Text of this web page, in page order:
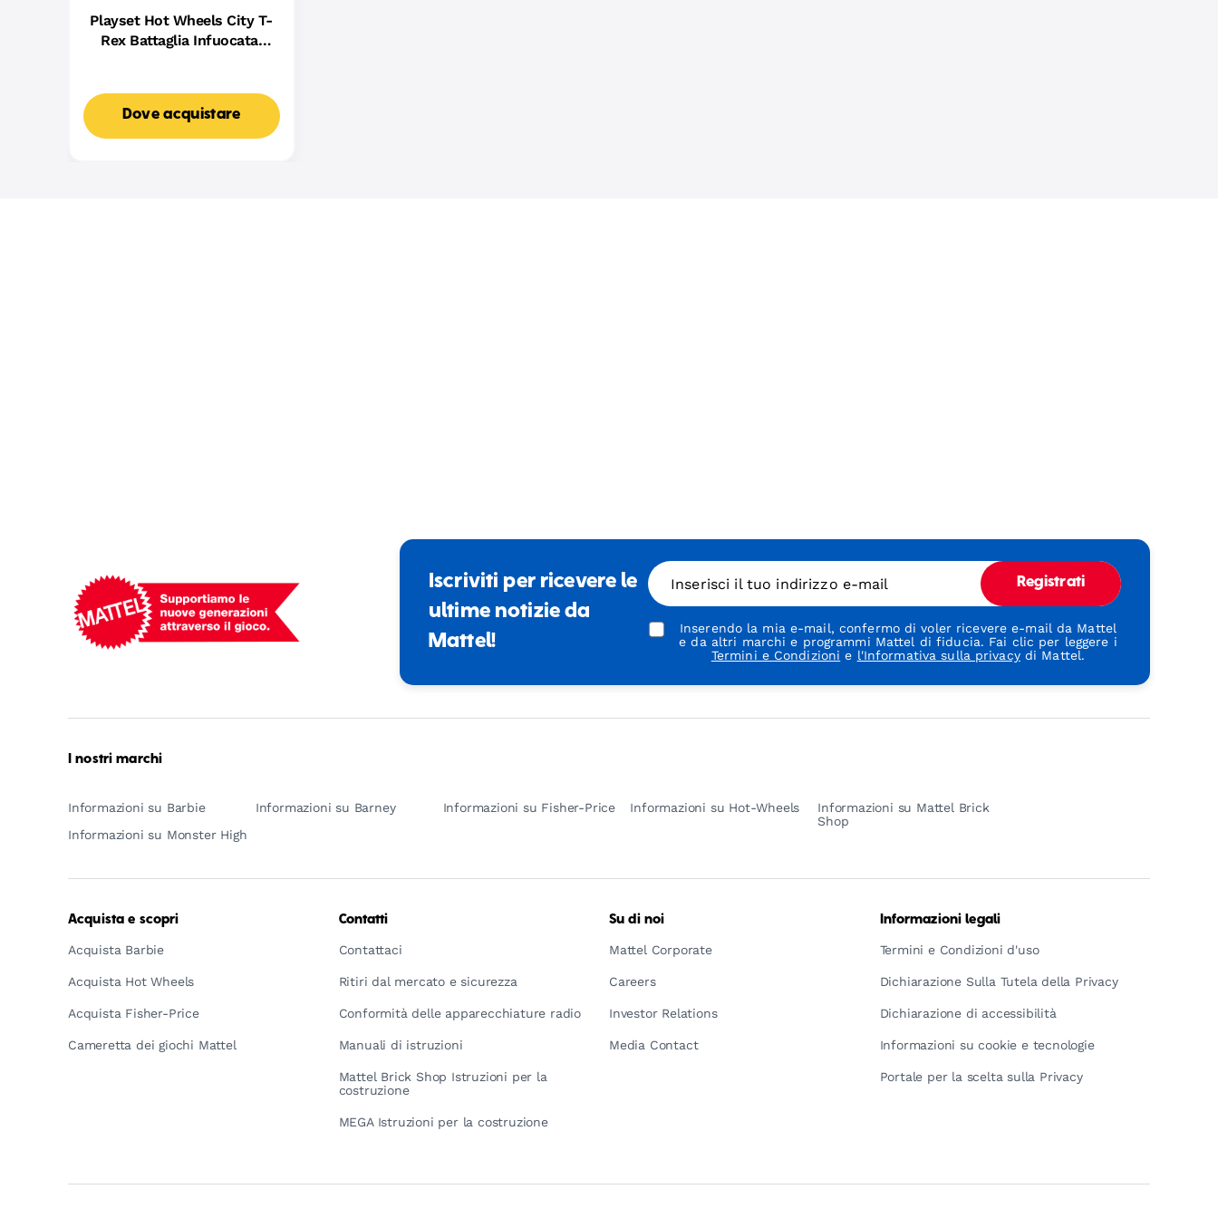
Playset Hot Wheels City T-
Rex Battaglia Infuocata,
Dove acquistare
Iscriviti per ricevere le
ultime notizie da
Mattel!
Inserisci il tuo indirizzo e-mail Registrati
Inserendo la mia e-mail, confermo di voler ricevere e-mail da Mattel
e da altri marchi e programmi Mattel di fiducia. Fai clic per leggere i
Termini e Condizioni e l'Informativa sulla privacydi Mattel.
I nostri marchi
Informazioni su Barbie Informazioni su Barney Informazioni su Fisher-Price Informazioni su Hot-Wheels
Informazioni su Mattel Brick
Shop
Informazioni su Monster High
Acquista e scopri
Acquista Barbie
Acquista Hot Wheels
Acquista Fisher-Price
Cameretta dei giochi Mattel
Contatti
Contattaci
Ritiri dal mercato e sicurezza
Conformità delle apparecchiature radio
Manuali di istruzioni
Mattel Brick Shop Istruzioni per la
costruzione
MEGA Istruzioni per la costruzione
Su di noi
Mattel Corporate
Careers
Investor Relations
Media Contact
Informazioni legali
Termini e Condizioni d'uso
Dichiarazione Sulla Tutela della Privacy
Dichiarazione di accessibilità
Informazioni su cookie e tecnologie
Portale per la scelta sulla Privacy